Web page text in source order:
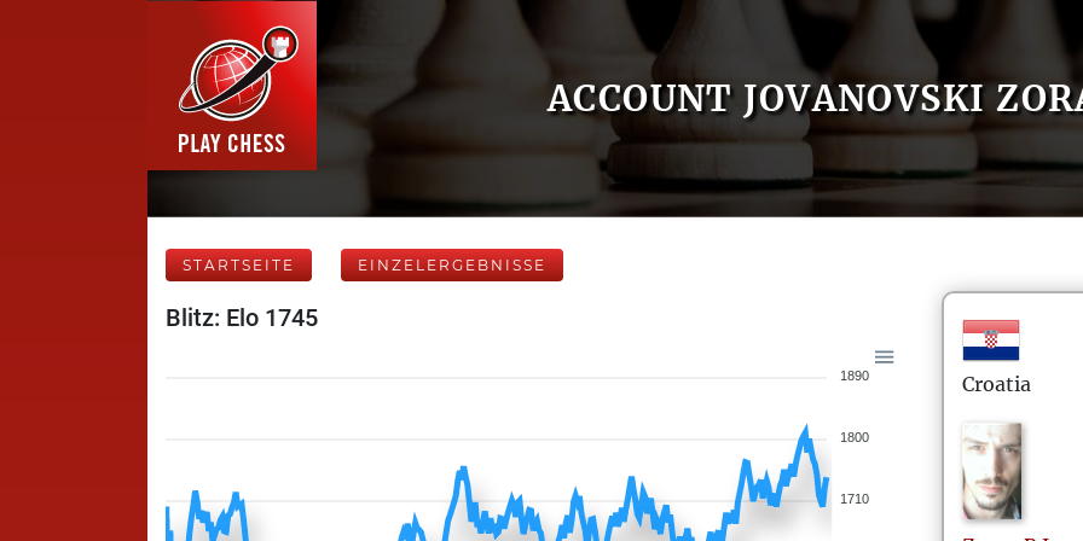
ACCOUNT JOVANOVSKI
STARTSEITE EINZELERGEBNISSE
Blitz: Elo 1745
1890
1800
1710
Croatia